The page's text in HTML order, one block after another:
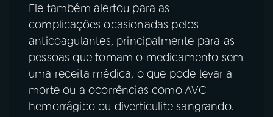
Ele também alertou para as
complicações ocasionadas pelos
anticoagulantes, principalmente para as
pessoas que tomam o medicamento sem
uma receita médica, o que pode levar a
morte ou a ocorrências como AVC
hemorrágico ou diverticulite sangrando.